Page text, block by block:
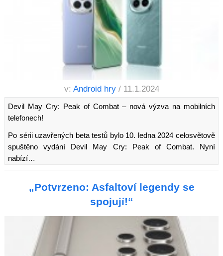
v: Android hry / 11.1.2024
Devil May Cry: Peak of Combat – nová výzva na mobilních
telefonech!
Po sérii uzavřených beta testů bylo 10. ledna 2024 celosvětově
spuštěno vydání Devil May Cry: Peak of Combat. Nyní
nabízí…
„Potvrzeno: Asfaltoví legendy se
spojují!“